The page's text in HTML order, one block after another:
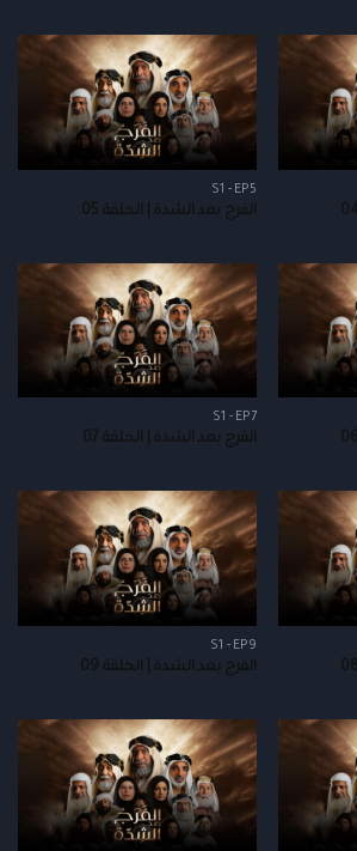
S1 - EP5
الفرج بعد الشدة | الحلقة 05
S1 - EP7
الفرج بعد الشدة | الحلقة 07
S1 - EP9
الفرج بعد الشدة | الحلقة 09